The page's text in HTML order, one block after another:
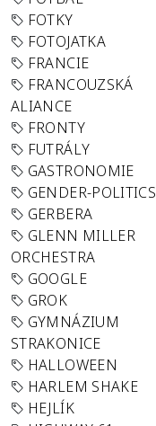
FOTKY
FOTOJATKA
FRANCIE
FRANCOUZSKÁ
ALIANCE
FRONTY
FUTRÁLY
GASTRONOMIE
GENDER-POLITICS
GERBERA
GLENN MILLER
ORCHESTRA
GOOGLE
GROK
GYMNÁZIUM
STRAKONICE
HALLOWEEN
HARLEM SHAKE
HEJLÍK